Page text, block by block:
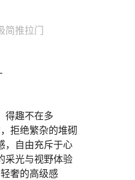
简推拉门
-
得趣不在多
拒绝繁杂的堆砌
，自由充斥于心
采光与视野体验
奢的高级感